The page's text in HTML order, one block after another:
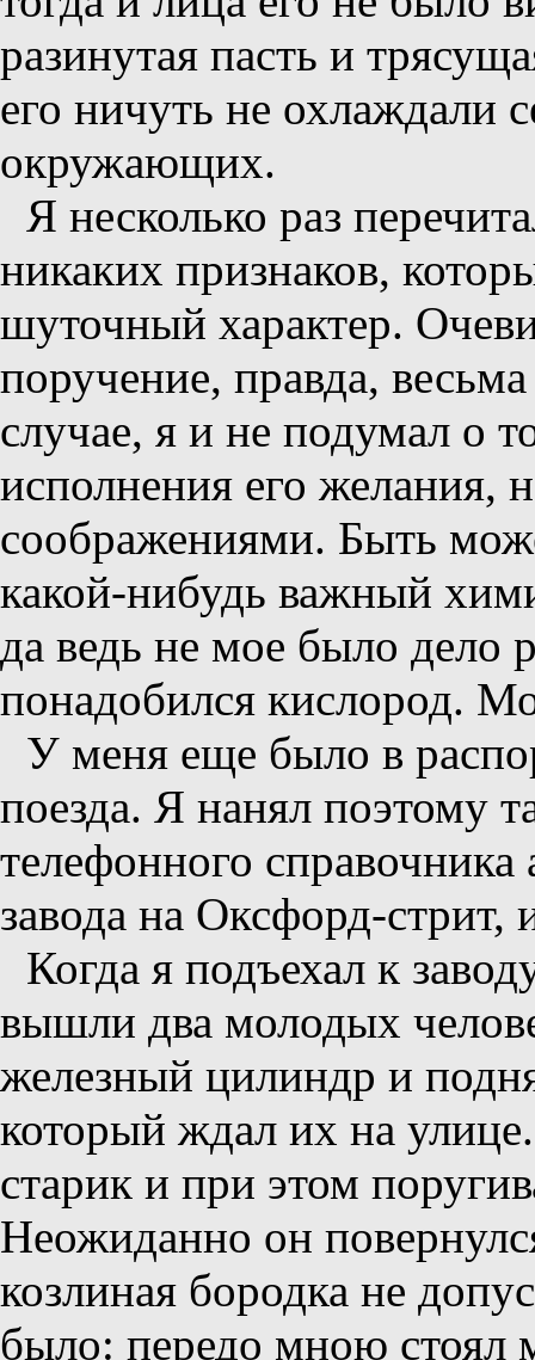
разинутая пасть и
его ничуть не охлаждали
окружающих.
Я несколько раз
никаких признаков,
шуточный характер.
поручение, правда,
случае, я и не подумал о
исполнения его желания,
соображениями. Быть
какой-нибудь важный
да ведь не мое было дело
понадобился кислород.
У меня еще было в
поезда. Я нанял поэтому
телефонного
завода на Оксфорд-стрит,
Когда я подъехал к
вышли два молодых
железный цилиндр и
который ждал их на
старик и при этом
Неожиданно он
козлиная бородка не
было: передо мною стоял